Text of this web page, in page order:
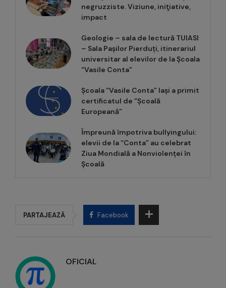
negruzziste. Viziune, iniţiative,
impact
Geologie – sala de lectură TUIASI
– Sala Pașilor Pierduți, itinerariul
universitar al elevilor de la Școala
“Vasile Conta”
Școala “Vasile Conta” Iași a primit
certificatul de “Școală
Europeană”
Împreună împotriva bullyingului:
elevii de la “Conta” au celebrat
Ziua Mondială a Nonviolenței în
Școală
PARTAJEAZĂ Facebook
OFICIAL